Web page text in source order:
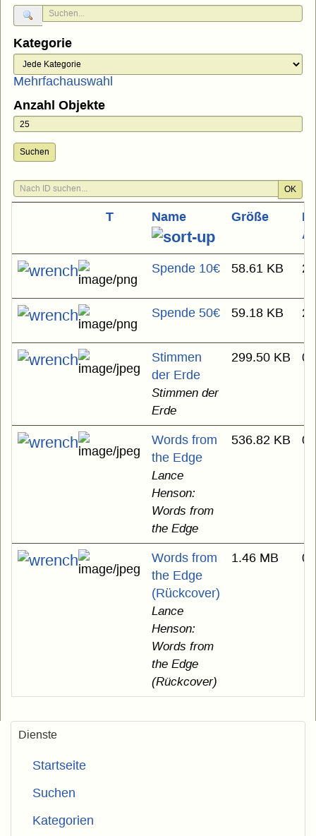
Kategorie
Mehrfachauswahl
Anzahl Objekte
Suchen
OK
T Name Größe
Spende 10€ 58.61 KB
Spende 50€ 59.18 KB
Stimmen
der Erde
Stimmen der
Erde
299.50 KB
Words from
the Edge
Lance
Henson:
Words from
the Edge
536.82 KB
Words from
the Edge
(Rückcover)
Lance
Henson:
Words from
the Edge
(Rückcover)
1.46 MB
Dienste
Startseite
Suchen
Kategorien